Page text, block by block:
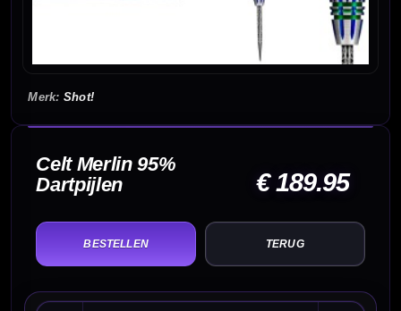
Shot!
Celt Merlin 95%
Dartpijlen
€ 189.95
TERUG